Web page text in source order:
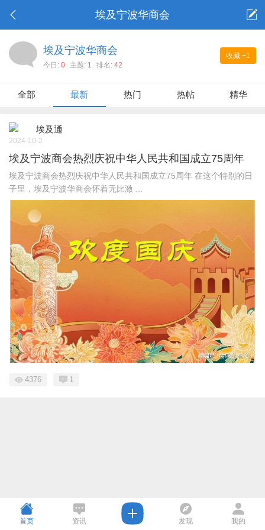
埃及宁波华商会
收藏 +1
埃及宁波华商会
今日: 0 主题: 1 排名: 42
全部 最新 热门 热帖 精华
埃及通
2024-10-2
埃及宁波商会热烈庆祝中华人民共和国成立75周年
埃及宁波商会热烈庆祝中华人民共和国成立75周年 在这个特别的日
子里，埃及宁波华商会怀着无比激 ...
4376 1
首页 资讯 发现 我的